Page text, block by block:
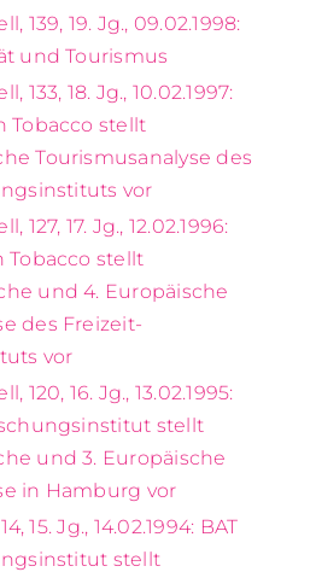
139, 19. Jg., 09.02.1998:
und Tourismus
133, 18. Jg., 10.02.1997:
Tobacco stellt
Tourismusanalyse des
vor
127, 17. Jg., 12.02.1996:
Tobacco stellt
und 4. Europäische
des Freizeit-
vor
120, 16. Jg., 13.02.1995:
stellt
und 3. Europäische
in Hamburg vor
15. Jg., 14.02.1994: BAT
stellt